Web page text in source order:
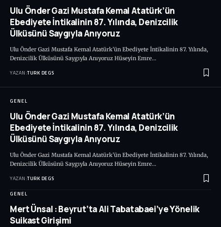
Ulu Önder Gazi Mustafa Kemal Atatürk’ün
Ebediyete İntikalinin 87. Yılında, Denizcilik
Ülküsünü Saygıyla Anıyoruz
Ulu Önder Gazi Mustafa Kemal Atatürk’ün Ebediyete İntikalinin 87. Yılında,
Denizcilik Ülküsünü Saygıyla Anıyoruz Hüseyin Emre…
YAZAN:TURK DEGS
GENEL
Ulu Önder Gazi Mustafa Kemal Atatürk’ün
Ebediyete İntikalinin 87. Yılında, Denizcilik
Ülküsünü Saygıyla Anıyoruz
Ulu Önder Gazi Mustafa Kemal Atatürk’ün Ebediyete İntikalinin 87. Yılında,
Denizcilik Ülküsünü Saygıyla Anıyoruz Hüseyin Emre…
YAZAN:TURK DEGS
GENEL
Mert Ünsal : Beyrut’ta Ali Tabatabaei’ye Yönelik
Suikast Girişimi